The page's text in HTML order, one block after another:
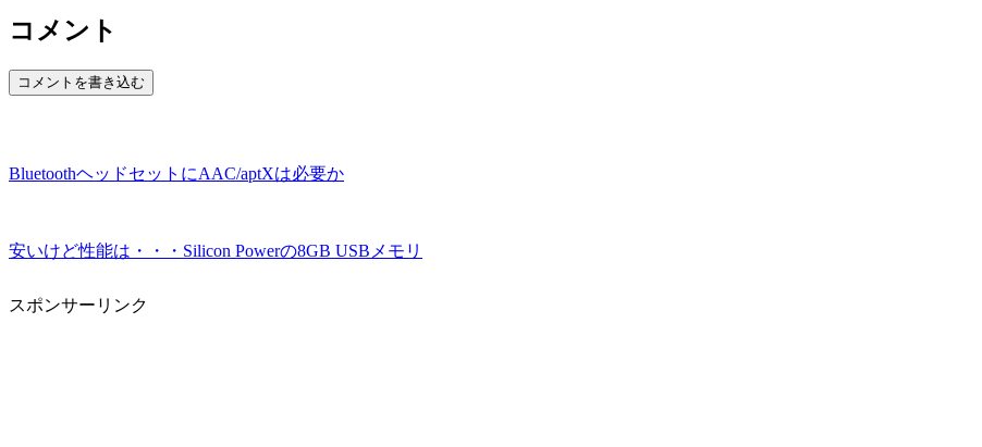
コメント
コメントを書き込む
BluetoothヘッドセットにAAC/aptXは必要か
安いけど性能は・・・Silicon Powerの8GB USBメモリ
スポンサーリンク